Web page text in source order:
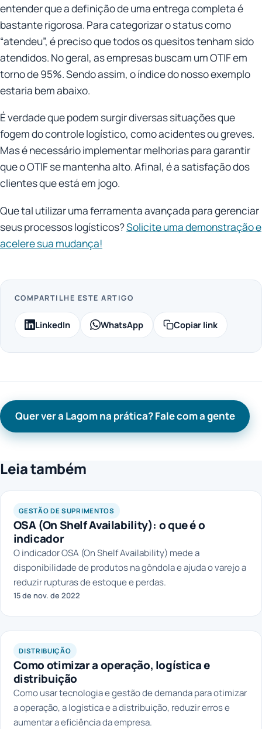
entender que a definição de uma entrega completa é
bastante rigorosa. Para categorizar o status como
“atendeu”, é preciso que todos os quesitos tenham sido
atendidos. No geral, as empresas buscam um OTIF em
torno de 95%. Sendo assim, o índice do nosso exemplo
estaria bem abaixo.
É verdade que podem surgir diversas situações que
fogem do controle logístico, como acidentes ou greves.
Mas é necessário implementar melhorias para garantir
que o OTIF se mantenha alto. Afinal, é a satisfação dos
clientes que está em jogo.
Que tal utilizar uma ferramenta avançada para gerenciar
seus processos logísticos?Solicite uma demonstração e
acelere sua mudança!
COMPARTILHE ESTE ARTIGO
LinkedIn WhatsApp Copiar link
Quer ver a Lagom na prática? Fale com a gente
Leia também
GESTÃO DE SUPRIMENTOS
OSA (On Shelf Availability): o que é o
indicador
O indicador OSA (On Shelf Availability) mede a
disponibilidade de produtos na gôndola e ajuda o varejo a
reduzir rupturas de estoque e perdas.
15 de nov. de 2022
DISTRIBUIÇÃO
Como otimizar a operação, logística e
distribuição
Como usar tecnologia e gestão de demanda para otimizar
a operação, a logística e a distribuição, reduzir erros e
aumentar a eficiência da empresa.